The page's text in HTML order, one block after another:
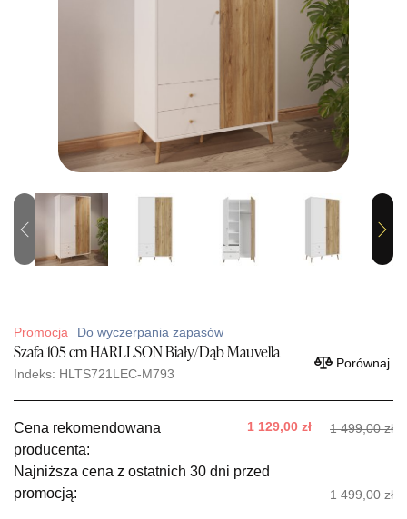
Previous Next
Promocja Do wyczerpania zapasów
Szafa 105 cm HARLLSON Biały/Dąb Mauvella
Indeks: HLTS721LEC-M793
Porównaj
Cena rekomendowana
producenta:
1 129,00 zł 1 499,00 zł
Najniższa cena z ostatnich 30 dni przed
promocją:
1 499,00 zł